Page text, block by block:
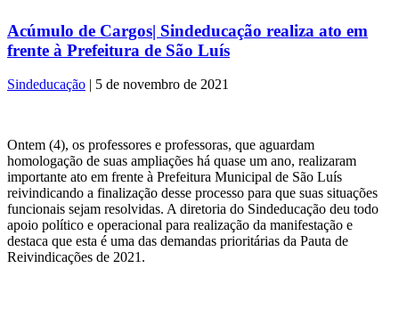
Acúmulo de Cargos| Sindeducação realiza ato em
frente à Prefeitura de São Luís
Sindeducação | 5 de novembro de 2021
Ontem (4), os professores e professoras, que aguardam
homologação de suas ampliações há quase um ano, realizaram
importante ato em frente à Prefeitura Municipal de São Luís
reivindicando a finalização desse processo para que suas situações
funcionais sejam resolvidas. A diretoria do Sindeducação deu todo
apoio político e operacional para realização da manifestação e
destaca que esta é uma das demandas prioritárias da Pauta de
Reivindicações de 2021.